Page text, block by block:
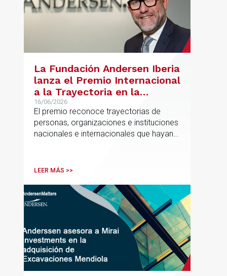
La Fundación Andersen Iberia
lanza el Premio Internacional
a la Trayectoria en la
Promoción de la Educación
16/06/2026
El premio reconoce trayectorias de
personas, organizaciones e instituciones
nacionales e internacionales que hayan
innovación o la equidad educativa
LEER MÁS >>